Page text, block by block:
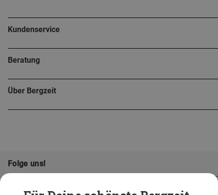
Kundenservice
Beratung
Über Bergzeit
Folge uns!